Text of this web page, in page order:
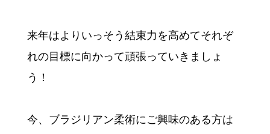
来年はよりいっそう結束力を高めてそれぞ
れの目標に向かって頑張っていきましょ
う！
今、ブラジリアン柔術にご興味のある方は